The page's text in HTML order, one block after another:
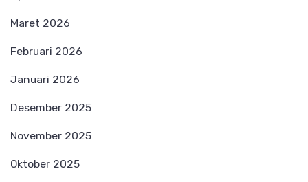
Maret 2026
Februari 2026
Januari 2026
Desember 2025
November 2025
Oktober 2025